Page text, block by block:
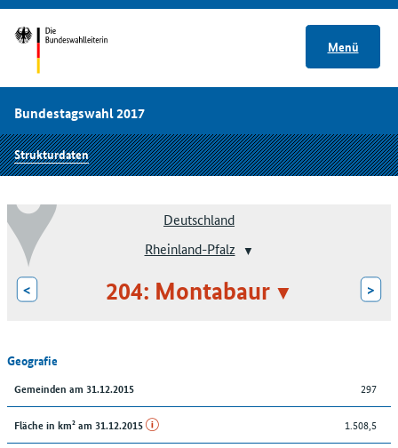
Menü
Bundestagswahl 2017
Strukturdaten
Deutschland
Rheinland-Pfalz
< 204: Montabaur >
Geografie
Gemeinden am 31.12.2015 297
Fläche in km² am 31.12.2015 1.508,5